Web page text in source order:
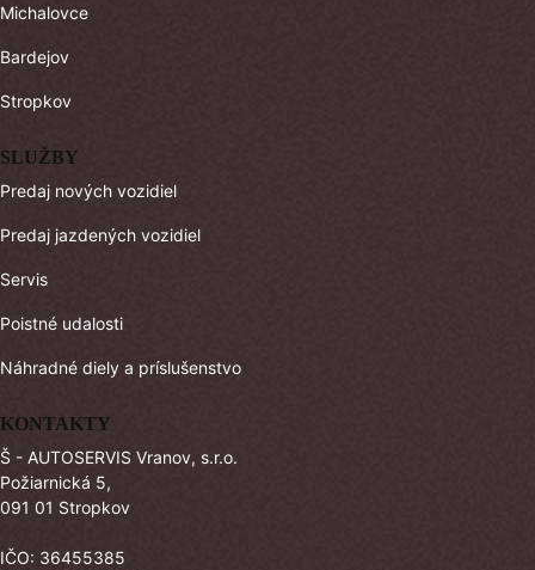
Michalovce
Bardejov
Stropkov
SLUŽBY
Predaj nových vozidiel
Predaj jazdených vozidiel
Servis
Poistné udalosti
Náhradné diely a príslušenstvo
KONTAKTY
Š - AUTOSERVIS Vranov, s.r.o.
Požiarnická 5,
091 01 Stropkov
IČO: 36455385